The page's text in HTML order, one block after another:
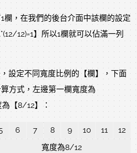
欄，在我們的後台介面中該欄的設定
12)=1】所以1欄就可以佔滿一列
設定不同寬度比例的【欄】，下面
方式，左邊第一欄寬度為
【8/12】：
6 7 8 9 10 11
12
寬度為8/12